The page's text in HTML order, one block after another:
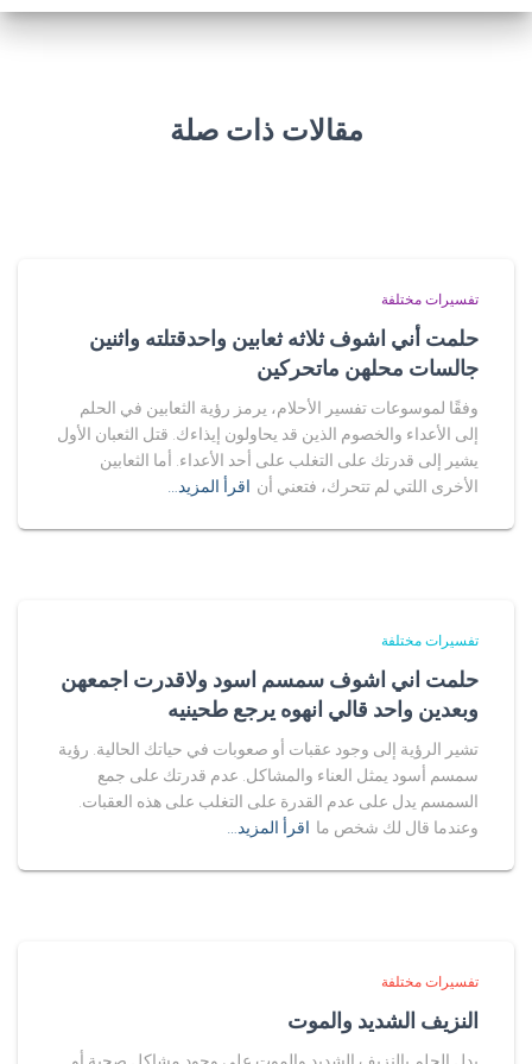
مقالات ذات صلة
تفسيرات مختلفة
حلمت أني اشوف ثلاثه ثعابين واحدقتلته واثنين
جالسات محلهن ماتحركين
وفقًا لموسوعات تفسير الأحلام، يرمز رؤية الثعابين في الحلم
إلى الأعداء والخصوم الذين قد يحاولون إيذاءك. قتل الثعبان الأول
يشير إلى قدرتك على التغلب على أحد الأعداء. أما الثعابين
الأخرى اللتي لم تتحرك، فتعني أن اقرأ المزيد…
تفسيرات مختلفة
حلمت اني اشوف سمسم اسود ولاقدرت اجمعهن
وبعدين واحد قالي انهوه يرجع طحينيه
تشير الرؤية إلى وجود عقبات أو صعوبات في حياتك الحالية. رؤية
سمسم أسود يمثل العناء والمشاكل. عدم قدرتك على جمع
السمسم يدل على عدم القدرة على التغلب على هذه العقبات.
وعندما قال لك شخص ما اقرأ المزيد…
تفسيرات مختلفة
النزيف الشديد والموت